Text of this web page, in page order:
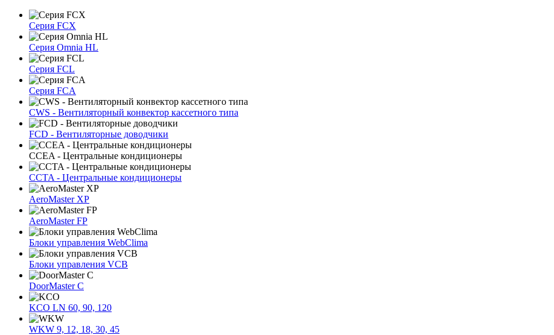
Серия FCX
Серия Omnia HL
Серия FCL
Серия FCA
CWS - Вентиляторный конвектор кассетного типа
FCD - Вентиляторные доводчики
CCEA - Центральные кондиционеры
CCTA - Центральные кондиционеры
AeroMaster XP
AeroMaster FP
Блоки упрaвлeния WebClima
Блоки упрaвлeния VCB
DoorMaster C
KCO LN 60, 90, 120
WKW 9, 12, 18, 30, 45